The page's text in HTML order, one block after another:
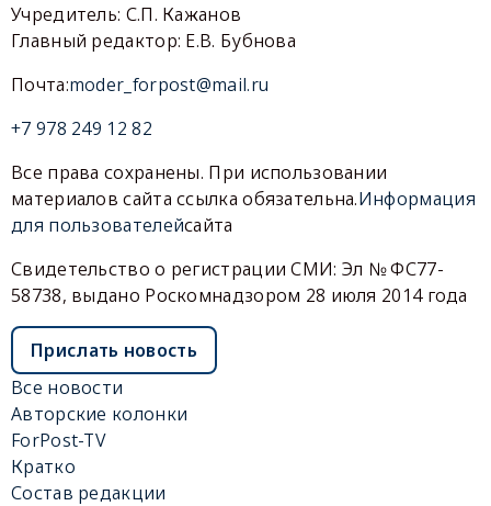
Учредитель: С.П. Кажанов
Главный редактор: Е.В. Бубнова
Почта:moder_forpost@mail.ru
+7 978 249 12 82
Все права сохранены. При использовании
материалов сайта ссылка обязательна.Информация
для пользователейсайта
Свидетельство о регистрации СМИ: Эл № ФС77-
58738, выдано Роскомнадзором 28 июля 2014 года
Прислать новость
Все новости
Авторские колонки
ForPost-TV
Кратко
Состав редакции